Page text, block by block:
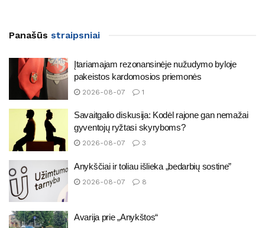
Panašūs straipsniai
Įtariamajam rezonansinėje nužudymo byloje
pakeistos kardomosios priemonės
2026-08-07 1
Savaitgalio diskusija: Kodėl rajone gan nemažai
gyventojų ryžtasi skyryboms?
2026-08-07 3
Anykščiai ir toliau išlieka „bedarbių sostine”
2026-08-07 8
Avarija prie „Anykštos“